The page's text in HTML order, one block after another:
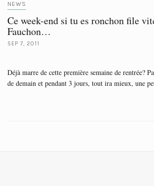
NEWS
Ce week-end si tu es ronchon file
Fauchon…
SEP 7, 2011
Déjà marre de cette première semaine de rentrée?
de demain et pendant 3 jours, tout ira mieux, une